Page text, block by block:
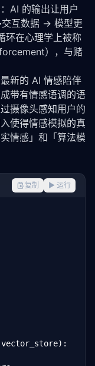
AI 的输出让用户
互数据 → 模型更
环在心理学上被称
），与赌
新的 AI 情感陪伴
带有情感语调的语
摄像头感知用户的
使得情感模拟的真
情感」和「算法模
复制 ▶ 运行